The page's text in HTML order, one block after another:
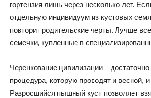
гортензия лишь через несколько лет.
отдельную индивидуум из кустовых
повторит родительские черты. Лучше
семечки, купленные в
Черенкование цивилизации –
процедура, которую проводят и весной,
Разросшийся пышный куст позволяет